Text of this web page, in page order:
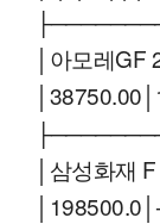
│아모레GF
│삼성화재